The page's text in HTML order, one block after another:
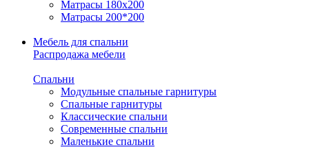
Матрасы 180x200
Матрасы 200*200
Мебель для спальни
Распродажа мебели
Спальни
Модульные спальные гарнитуры
Спальные гарнитуры
Классические спальни
Современные спальни
Маленькие спальни